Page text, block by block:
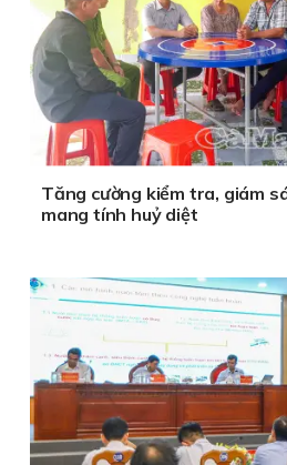
Tăng cường kiểm tra, giám
mang tính huỷ diệt